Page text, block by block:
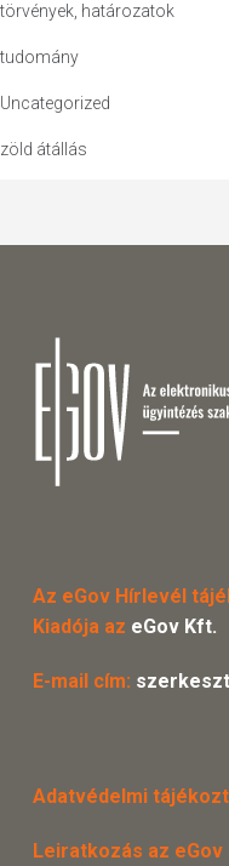
törvények, határozatok
tudomány
Uncategorized
zöld átállás
Az eGov Hírlevél
Kiadója az eGov Kft.
E-mail cím:
Adatvédelmi
Leiratkozás az